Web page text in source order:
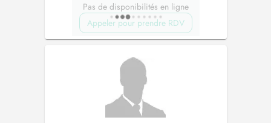
Pas de disponibilités en ligne
Appeler pour prendre RDV